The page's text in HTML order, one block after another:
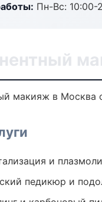
Пн-Вс: 10:00-
макияж в Москва
и
педикюр и